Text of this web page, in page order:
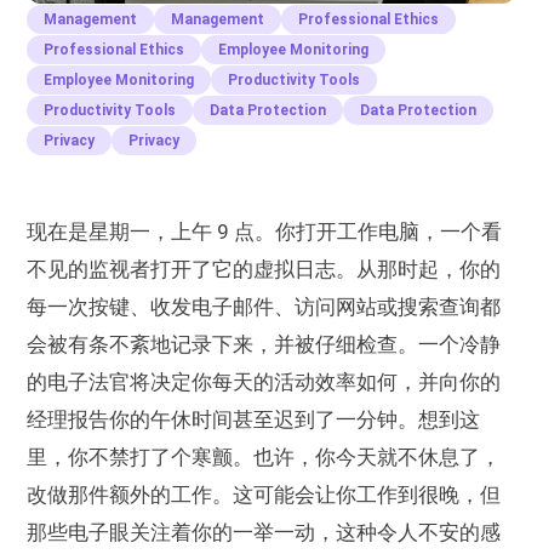
Management Management
Professional Ethics
Professional Ethics
Employee Monitoring
Employee Monitoring
Productivity Tools
Productivity Tools
Data Protection
Data Protection
Privacy
Privacy
现在是星期一，上午 9 点。你打开工作电脑，一个看
不见的监视者打开了它的虚拟日志。从那时起，你的
每一次按键、收发电子邮件、访问网站或搜索查询都
会被有条不紊地记录下来，并被仔细检查。一个冷静
的电子法官将决定你每天的活动效率如何，并向你的
经理报告你的午休时间甚至迟到了一分钟。想到这
里，你不禁打了个寒颤。也许，你今天就不休息了，
改做那件额外的工作。这可能会让你工作到很晚，但
那些电子眼关注着你的一举一动，这种令人不安的感